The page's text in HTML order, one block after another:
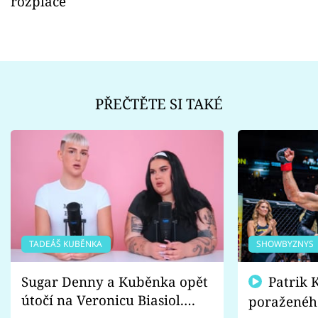
PŘEČTĚTE SI TAKÉ
TADEÁŠ KUBĚNKA
Sugar Denny a Kuběnka opět
útočí na Veronicu Biasiol.
SHOWBYZNYS